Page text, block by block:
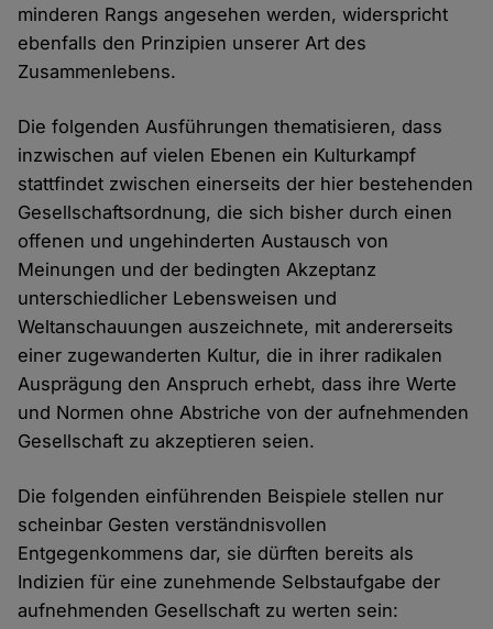
minderen Rangs angesehen werden, widerspricht
ebenfalls den Prinzipien unserer Art des
Zusammenlebens.
Die folgenden Ausführungen thematisieren, dass
inzwischen auf vielen Ebenen ein Kulturkampf
stattfindet zwischen einerseits der hier bestehenden
Gesellschaftsordnung, die sich bisher durch einen
offenen und ungehinderten Austausch von
Meinungen und der bedingten Akzeptanz
unterschiedlicher Lebensweisen und
Weltanschauungen auszeichnete, mit andererseits
einer zugewanderten Kultur, die in ihrer radikalen
Ausprägung den Anspruch erhebt, dass ihre Werte
und Normen ohne Abstriche von der aufnehmenden
Gesellschaft zu akzeptieren seien.
Die folgenden einführenden Beispiele stellen nur
scheinbar Gesten verständnisvollen
Entgegenkommens dar, sie dürften bereits als
Indizien für eine zunehmende Selbstaufgabe der
aufnehmenden Gesellschaft zu werten sein: